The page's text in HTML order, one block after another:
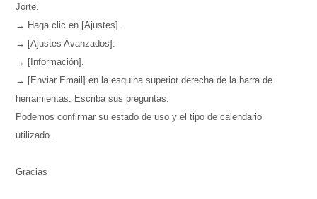
Jorte.
→ Haga clic en [Ajustes].
→ [Ajustes Avanzados].
→ [Información].
→ [Enviar Email] en la esquina superior derecha de la barra de
herramientas. Escriba sus preguntas.
Podemos confirmar su estado de uso y el tipo de calendario
utilizado.
Gracias